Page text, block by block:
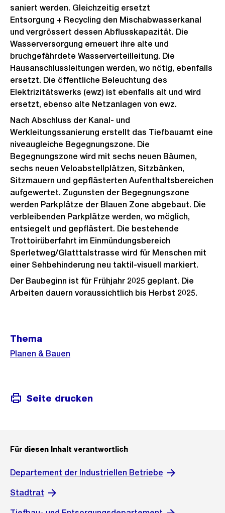
saniert werden. Gleichzeitig ersetzt
Entsorgung + Recycling den Mischabwasserkanal
und vergrössert dessen Abflusskapazität. Die
Wasserversorgung erneuert ihre alte und
bruchgefährdete Wasserverteilleitung. Die
Hausanschlussleitungen werden, wo nötig, ebenfalls
ersetzt. Die öffentliche Beleuchtung des
Elektrizitätswerks (ewz) ist ebenfalls alt und wird
ersetzt, ebenso alte Netzanlagen von ewz.
Nach Abschluss der Kanal- und
Werkleitungssanierung erstellt das Tiefbauamt eine
niveaugleiche Begegnungszone. Die
Begegnungszone wird mit sechs neuen Bäumen,
sechs neuen Veloabstellplätzen, Sitzbänken,
Sitzmauern und gepflästerten Aufenthaltsbereichen
aufgewertet. Zugunsten der Begegnungszone
werden Parkplätze der Blauen Zone abgebaut. Die
verbleibenden Parkplätze werden, wo möglich,
entsiegelt und gepflästert. Die bestehende
Trottoirüberfahrt im Einmündungsbereich
Sperletweg/Glatttalstrasse wird für Menschen mit
einer Sehbehinderung neu taktil-visuell markiert.
Der Baubeginn ist für Frühjahr 2025 geplant. Die
Arbeiten dauern voraussichtlich bis Herbst 2025.
Informationen
Thema
Planen & Bauen
Seite drucken
Für diesen Inhalt verantwortlich
Departement der Industriellen Betriebe
Stadtrat